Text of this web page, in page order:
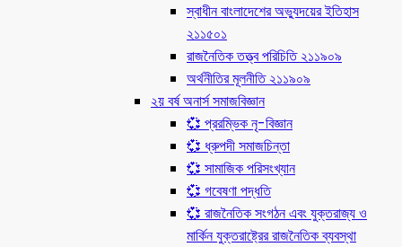
স্বাধীন বাংলাদেশের অভ্যুদয়ের ইতিহাস
২১১৫০১
রাজনৈতিক তত্ত্ব পরিচিতি ২১১৯০৯
অর্থনীতির মূলনীতি ২১১৯০৯
২য় বর্ষ অনার্স সমাজবিজ্ঞান
💞 প্ররম্ভিক নৃ-বিজ্ঞান
💞 ধ্রুপদী সমাজচিন্তা
💞 সামাজিক পরিসংখ্যান
💞 গবেষণা পদ্ধতি
💞 রাজনৈতিক সংগঠন এবং যুক্তরাজ্য ও
মার্কিন যুক্তরাষ্ট্রের রাজনৈতিক ব্যবস্থা